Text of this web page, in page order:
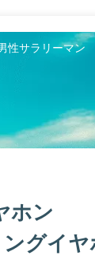
性サラリーマ
ホン
ングイ